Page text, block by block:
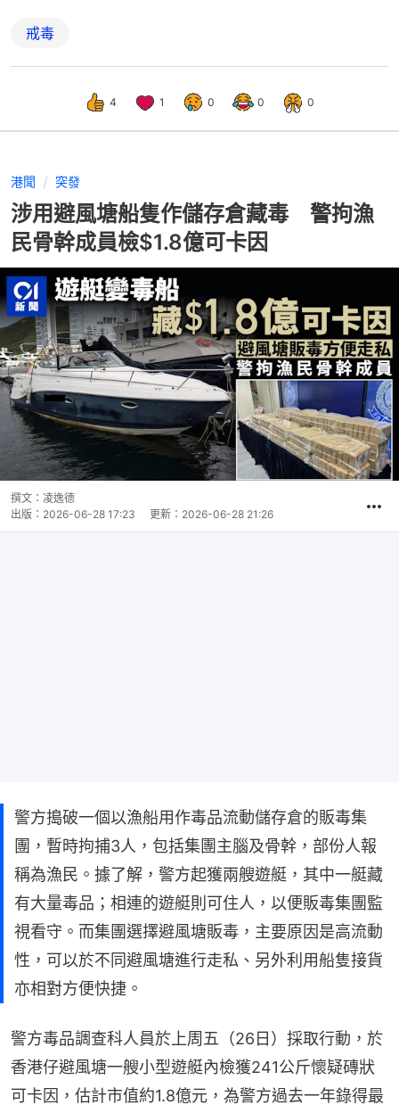
戒毒
4 1 0 0 0
港聞 突發
涉用避風塘船隻作儲存倉藏毒 警拘漁
民骨幹成員檢$1.8億可卡因
撰文： 凌逸德
出版： 2026-06-28 17:23 更新： 2026-06-28 21:26
警方搗破一個以漁船用作毒品流動儲存倉的販毒集
團，暫時拘捕3人，包括集團主腦及骨幹，部份人報
稱為漁民。據了解，警方起獲兩艘遊艇，其中一艇藏
有大量毒品；相連的遊艇則可住人，以便販毒集團監
視看守。而集團選擇避風塘販毒，主要原因是高流動
性，可以於不同避風塘進行走私、另外利用船隻接貨
亦相對方便快捷。
警方毒品調查科人員於上周五（26日）採取行動，於
香港仔避風塘一艘小型遊艇內檢獲241公斤懷疑磚狀
可卡因，估計市值約1.8億元，為警方過去一年錄得最